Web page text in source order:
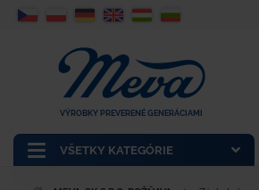
VŠETKY KATEGÓRIE
VÝROBKY PREVERENÉ GENERÁCIAMI